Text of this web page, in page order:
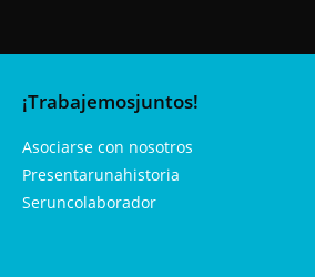
¡Trabajemosjuntos!
Asociarse con nosotros
Presentarunahistoria
Seruncolaborador